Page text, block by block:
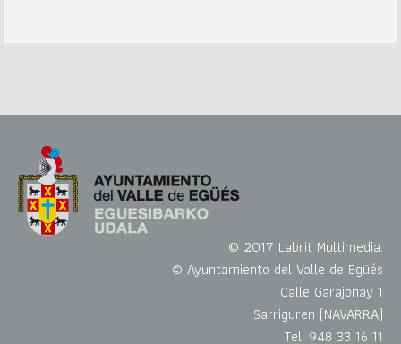
© 2017 Labrit Multimedia.
© Ayuntamiento del Valle de Egüés
Calle Garajonay 1
Sarriguren (NAVARRA)
Tel. 948 33 16 11